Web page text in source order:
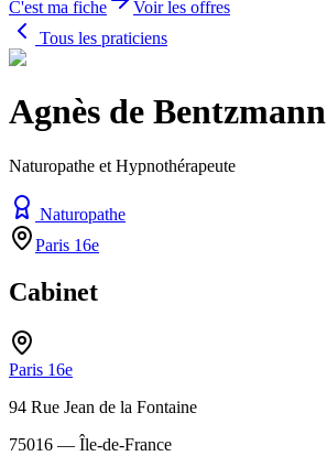
C'est ma fiche
Voir les offres
Tous les praticiens
Agnès de Bentzmann
Naturopathe et Hypnothérapeute
Naturopathe
Paris 16e
Cabinet
Paris 16e
94 Rue Jean de la Fontaine
75016 — Île-de-France